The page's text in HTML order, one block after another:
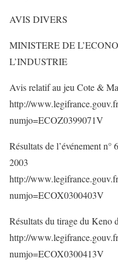
AVIS DIVERS
MINISTERE DE
L’INDUSTRIE
Avis relatif au jeu Cote &
http://
numjo=ECOZ0399071V
Résultats de l’événement
2003
http://
numjo=ECOX0300403V
Résultats du tirage du Keno
http://
numjo=ECOX0300413V